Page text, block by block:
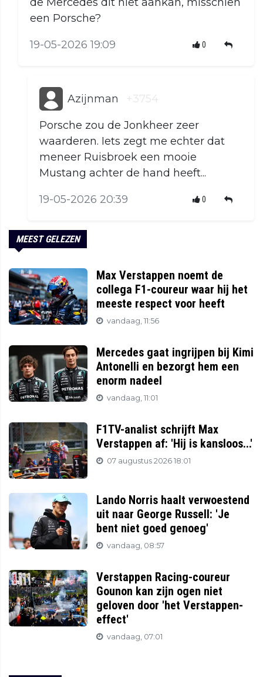
de Mercedes dit niet aankan, misschien
een Porsche?
19-05-2026 19:09 0
Azijnman +3754
Porsche zou de Jonkheer zeer
waarderen. Iets zegt me echter dat
meneer Ruisbroek een mooie
Mustang achter de hand heeft...
19-05-2026 20:39 0
MEEST GELEZEN
Max Verstappen noemt de
collega F1-coureur waar hij het
meeste respect voor heeft
vandaag, 11:56
Mercedes gaat ingrijpen bij Kimi
Antonelli en bezorgt hem een
enorm nadeel
vandaag, 11:01
F1TV-analist schrijft Max
Verstappen af: 'Hij is kansloos...'
07 augustus 2026 18:01
Lando Norris haalt verwoestend
uit naar George Russell: 'Je
bent niet goed genoeg'
vandaag, 08:57
Verstappen Racing-coureur
Gounon kan zijn ogen niet
geloven door 'het Verstappen-
effect'
vandaag, 07:01